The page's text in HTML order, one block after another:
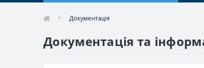
Документація
Документація та